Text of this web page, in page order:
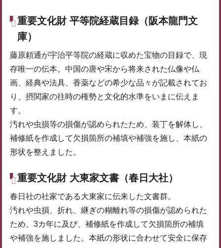
重要文化財 平等院経蔵目録（阪本龍門文
庫）
藤原頼通が宇治平等院の経蔵に収めた宝物の目録で、現
存唯一の伝本。中国の唐や宋から将来された仏像や仏
画、経典や法具、香薬などの希少な品々が記載されてお
り、摂関家の往時の権勢と文化的水準をいまに伝えま
す。
汚れや虫損等の損傷が認められたため、装丁を解体し、
補修紙を作成して欠損箇所の補填や補強を施し、本紙の
形状を整えました。
重要文化財 大東家文書（春日大社）
春日社の社家である大東家に伝来した文書群。
汚れや虫損、折れ、継ぎの糊離れ等の損傷が認められた
ため、3カ年に及び、補修紙を作成して欠損箇所の補填
や補強を施しました。本紙の形状に合わせて安全に保存